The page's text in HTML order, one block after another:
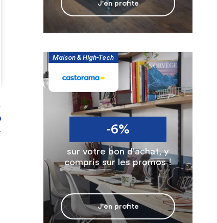
J'en profite
Maison & High-Tech
-6%
sur votre bon d'achat, y
compris sur les promos !
J'en profite